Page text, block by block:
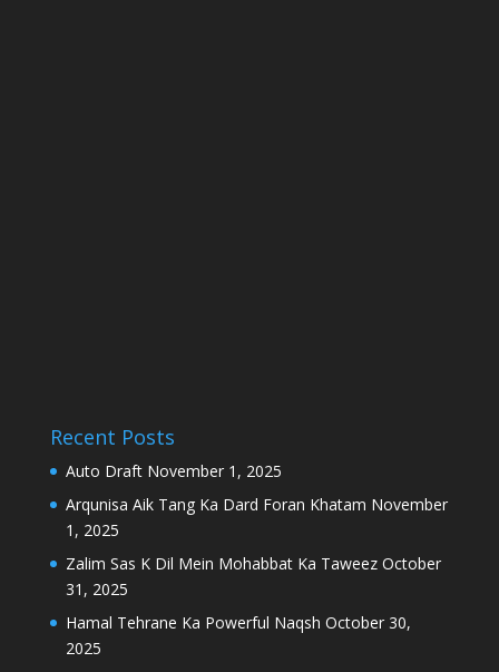
Recent Posts
Auto Draft November 1, 2025
Arqunisa Aik Tang Ka Dard Foran Khatam November
1, 2025
Zalim Sas K Dil Mein Mohabbat Ka Taweez October
31, 2025
Hamal Tehrane Ka Powerful Naqsh October 30,
2025